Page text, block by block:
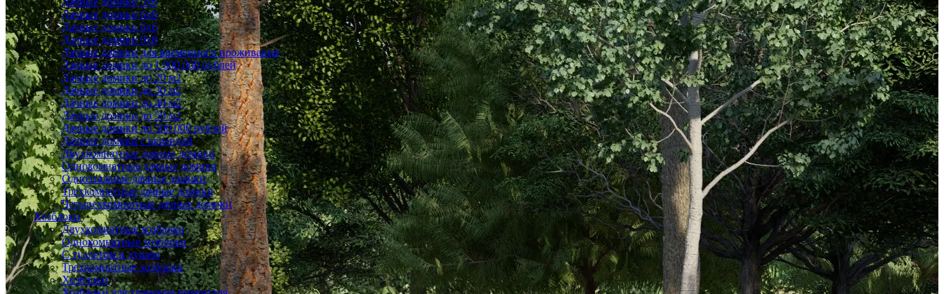
Дачные домики 6x8
Дачные домики 6х6
Дачные домики 9x8
Дачные домики для временного проживания
Дачные домики до 1 000 000 рублей
Дачные домики до 20 м2
Дачные домики до 30 м2
Дачные домики до 40 м2
Дачные домики до 50 м2
Дачные домики до 500 000 рублей
Дачные домики с верандой
Двухкомнатные дачные домики
Однокомнатные дачные домики
Одноэтажные дачные домики
Трехкомнатные дачные домики
Четырехкомнатные дачные домики
Хозблоки
Двухкомнатные хозблоки
Однокомнатные хозблоки
С туалетом и душем
Трехкомнатные хозблоки
Хозблоки